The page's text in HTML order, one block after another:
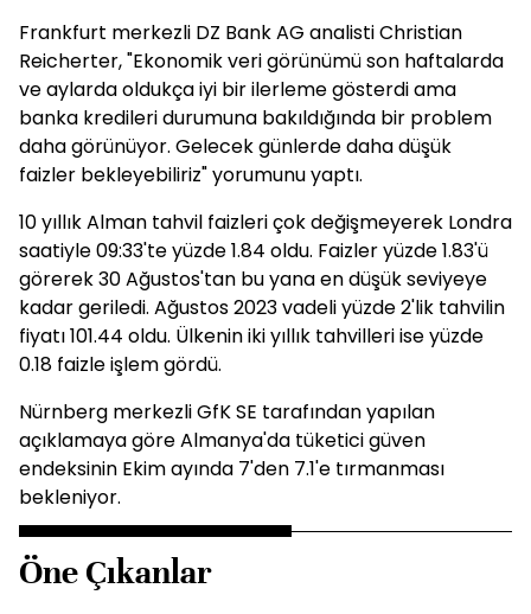
Frankfurt merkezli DZ Bank AG analisti Christian
Reicherter, "Ekonomik veri görünümü son haftalarda
ve aylarda oldukça iyi bir ilerleme gösterdi ama
banka kredileri durumuna bakıldığında bir problem
daha görünüyor. Gelecek günlerde daha düşük
faizler bekleyebiliriz" yorumunu yaptı.
10 yıllık Alman tahvil faizleri çok değişmeyerek Londra
saatiyle 09:33'te yüzde 1.84 oldu. Faizler yüzde 1.83'ü
görerek 30 Ağustos'tan bu yana en düşük seviyeye
kadar geriledi. Ağustos 2023 vadeli yüzde 2'lik tahvilin
fiyatı 101.44 oldu. Ülkenin iki yıllık tahvilleri ise yüzde
0.18 faizle işlem gördü.
Nürnberg merkezli GfK SE tarafından yapılan
açıklamaya göre Almanya'da tüketici güven
endeksinin Ekim ayında 7'den 7.1'e tırmanması
bekleniyor.
Öne Çıkanlar